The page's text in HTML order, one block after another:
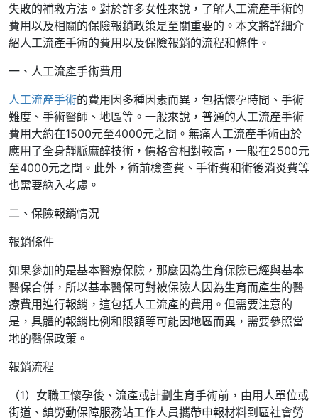
失敗的補救方法。對於許多女性來說，了解人工流產手術的
費用以及相關的保險報銷政策是至關重要的。本文將詳細介
紹人工流產手術的費用以及保險報銷的流程和條件。
一、人工流產手術費用
人工流產手術的費用因多種因素而異，包括懷孕時間、手術
難度、手術醫師、地區等。一般來說，普通的人工流產手術
費用大約在1500元至4000元之間。無痛人工流產手術由於
應用了全身靜脈麻醉技術，價格會相對較高，一般在2500元
至4000元之間。此外，術前檢查費、手術費和術後消炎費等
也需要納入考慮。
二、保險報銷情況
報銷條件
如果參加的是基本醫療保險，那麼因為生育保險已經與基本
醫保合併，所以基本醫保可對被保險人因為生育而產生的醫
療費用進行報銷，這包括人工流產的費用。但需要注意的
是，具體的報銷比例和限額等可能因地區而異，需要參照當
地的醫保政策。
報銷流程
（1）女職工懷孕後、流產或計劃生育手術前，由用人單位或
街道、鎮勞動保障服務站工作人員攜帶申報材料到區社會勞